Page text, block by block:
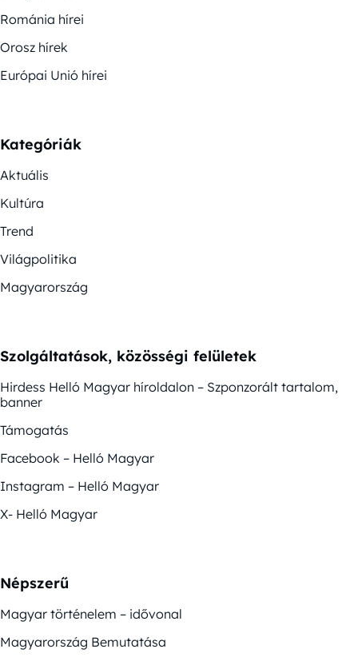
Románia hírei
Orosz hírek
Európai Unió hírei
Kategóriák
Aktuális
Kultúra
Trend
Világpolitika
Magyarország
Szolgáltatások, közösségi felületek
Hirdess Helló Magyar híroldalon – Szponzorált tartalom,
banner
Támogatás
Facebook – Helló Magyar
Instagram – Helló Magyar
X- Helló Magyar
Népszerű
Magyar történelem – idővonal
Magyarország Bemutatása